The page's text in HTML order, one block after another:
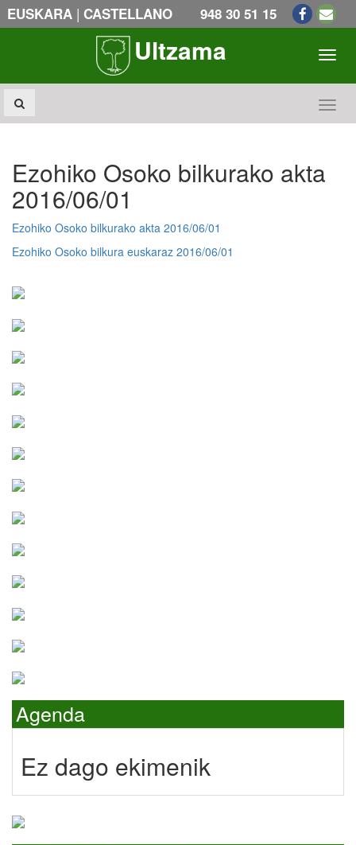
EUSKARA | CASTELLANO 948 30 51 15
Ultzama
Ezohiko Osoko bilkurako akta
2016/06/01
Ezohiko Osoko bilkurako akta 2016/06/01
Ezohiko Osoko bilkura euskaraz 2016/06/01
Agenda
Ez dago ekimenik